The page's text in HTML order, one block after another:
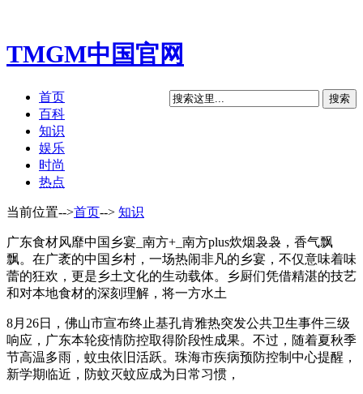
TMGM中国官网
首页
百科
知识
娱乐
时尚
热点
当前位置-->首页--> 知识
广东食材风靡中国乡宴_南方+_南方plus炊烟袅袅，香气飘
飘。在广袤的中国乡村，一场热闹非凡的乡宴，不仅意味着味
蕾的狂欢，更是乡土文化的生动载体。乡厨们凭借精湛的技艺
和对本地食材的深刻理解，将一方水土
8月26日，佛山市宣布终止基孔肯雅热突发公共卫生事件三级
响应，广东本轮疫情防控取得阶段性成果。不过，随着夏秋季
节高温多雨，蚊虫依旧活跃。珠海市疾病预防控制中心提醒，
新学期临近，防蚊灭蚊应成为日常习惯，